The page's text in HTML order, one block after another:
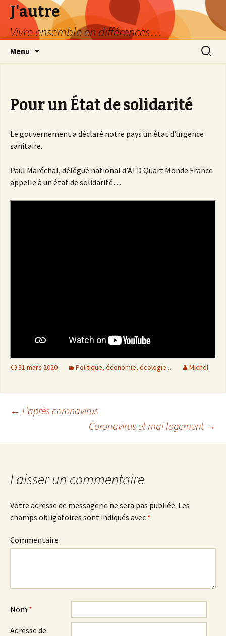
J'autre
Vivre ensemble en différences…
Menu
Pour un État de solidarité
Le gouvernement a déclaré notre pays un état d’urgence
sanitaire.
Paul Maréchal, délégué national d’ATD Quart Monde France
appelle à un état de solidarité…
31 mars 2020 Politique, économie, écologie... Michel
Navigation
des
articles
← L’après coronavirus
Coronavirus et mal logement →
Laisser un commentaire
Votre adresse de messagerie ne sera pas publiée. Les
champs obligatoires sont indiqués avec *
Commentaire
Nom *
Adresse de